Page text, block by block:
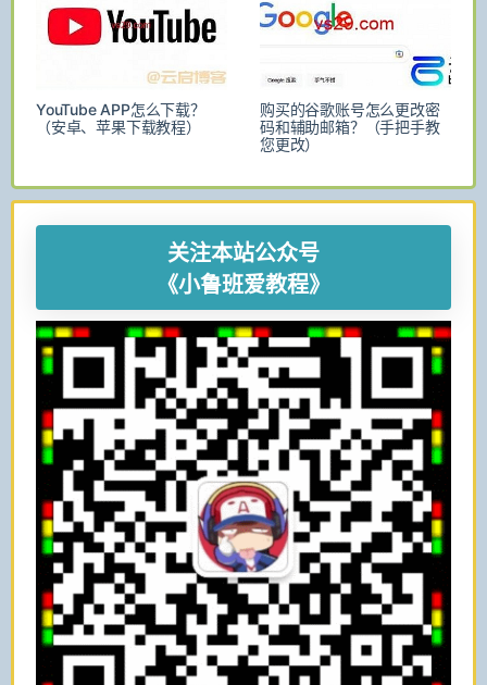
YouTube APP怎么下载？
（安卓、苹果下载教程）
购买的谷歌账号怎么更改密
码和辅助邮箱？（手把手教
您更改）
关注本站公众号
《小鲁班爱教程》